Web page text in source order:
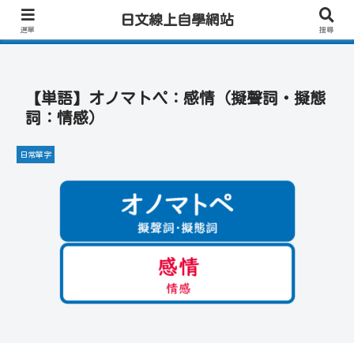
日文學習首選｜快速學會實用日文｜專業日籍老師一對一線上教學｜高效會話練
【単語】オノマトペ：感情（擬聲詞・擬態
詞：情感）
日常單字
選單
日文線上自學網站
搜尋